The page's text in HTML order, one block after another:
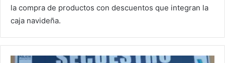
la compra de productos con descuentos que integran la
caja navideña.